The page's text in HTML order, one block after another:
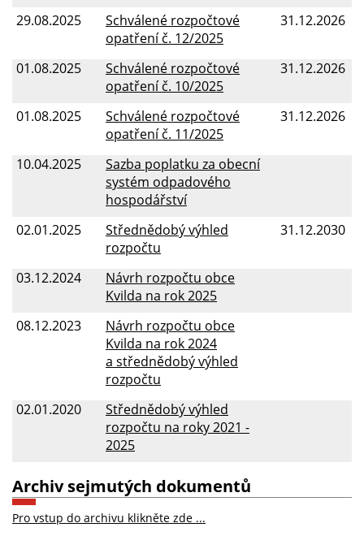
29.08.2025
31.12.2026
Schválené rozpočtové
opatření č. 12/2025
01.08.2025
31.12.2026
Schválené rozpočtové
opatření č. 10/2025
01.08.2025
31.12.2026
Schválené rozpočtové
opatření č. 11/2025
10.04.2025
Sazba poplatku za obecní
systém odpadového
hospodářství
02.01.2025
31.12.2030
Střednědobý výhled
rozpočtu
03.12.2024
Návrh rozpočtu obce
Kvilda na rok 2025
08.12.2023
Návrh rozpočtu obce
Kvilda na rok 2024
a střednědobý výhled
rozpočtu
02.01.2020
Střednědobý výhled
rozpočtu na roky 2021 -
2025
Archiv sejmutých dokumentů
Pro vstup do archivu klikněte zde ...